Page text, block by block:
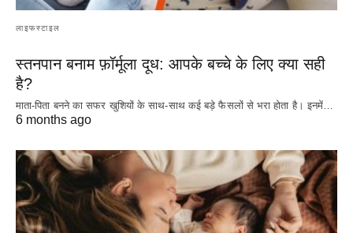
लाइफस्टाइल
स्तनपान बनाम फ़ॉर्मूला दूध: आपके बच्चे के लिए क्या सही
है?
माता-पिता बनने का सफर खुशियों के साथ-साथ कई बड़े फैसलों से भरा होता है। इनमें…
6 months ago